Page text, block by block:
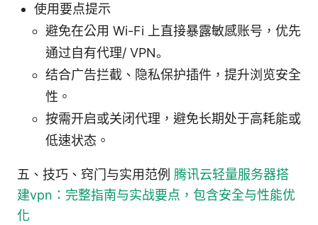
使用要点提示
避免在公用 Wi-Fi 上直接暴露敏感账号，优先
通过自有代理/ VPN。
结合广告拦截、隐私保护插件，提升浏览安全
性。
按需开启或关闭代理，避免长期处于高耗能或
低速状态。
五、技巧、窍门与实用范例 腾讯云轻量服务器搭
建vpn：完整指南与实战要点，包含安全与性能优
化